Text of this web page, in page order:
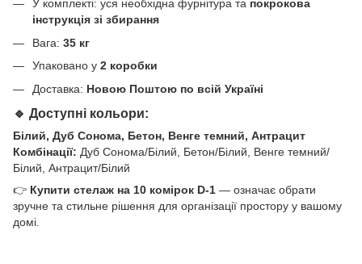
У комплекті: уся необхідна фурнітура та покрокова
інструкція зі збирання
Вага: 35 кг
Упаковано у 2 коробки
Доставка: Новою Поштою по всій Україні
🔹 Доступні кольори:
Білий, Дуб Сонома, Бетон, Венге темний, Антрацит
Комбінації: Дуб Сонома/Білий, Бетон/Білий, Венге темний/
Білий, Антрацит/Білий
👉 Купити стелаж на 10 комірок D-1 — означає обрати
зручне та стильне рішення для організації простору у вашому
домі.